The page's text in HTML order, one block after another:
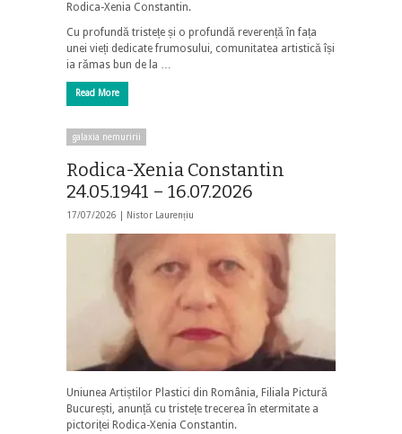
Rodica-Xenia Constantin.
Cu profundă tristețe și o profundă reverență în fața
unei vieți dedicate frumosului, comunitatea artistică își
ia rămas bun de la …
Read More
galaxia nemuririi
Rodica-Xenia Constantin
24.05.1941 – 16.07.2026
17/07/2026 | Nistor Laurențiu
Uniunea Artiștilor Plastici din România, Filiala Pictură
București, anunță cu tristețe trecerea în etermitate a
pictoriței Rodica-Xenia Constantin.